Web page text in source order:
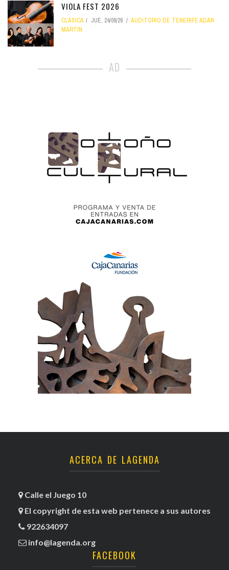
VIOLA FEST 2026
CLÁSICA JUE, 24/09/26
AUDITORIO DE TENERIFE ADÁN
MARTÍN
AD
ACERCA DE LAGENDA
Calle el Juego 10
El copyright de esta web pertenece a sus autores
922634097
info@lagenda.org
FACEBOOK